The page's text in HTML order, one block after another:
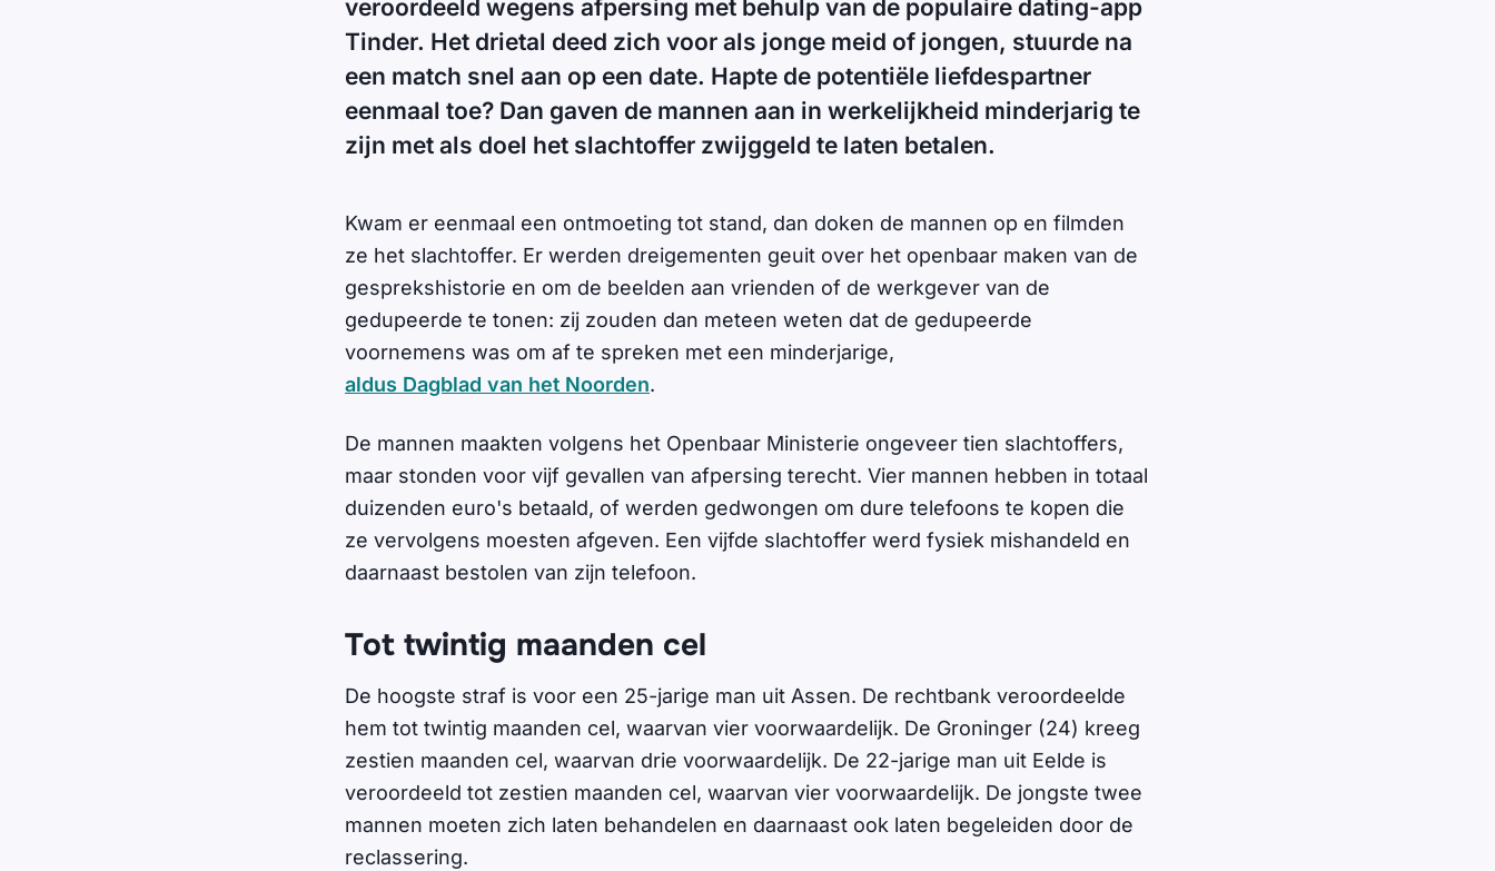
veroordeeld wegens afpersing met behulp van de populaire dating-app
Tinder. Het drietal deed zich voor als jonge meid of jongen, stuurde na
een match snel aan op een date. Hapte de potentiële liefdespartner
eenmaal toe? Dan gaven de mannen aan in werkelijkheid minderjarig te
zijn met als doel het slachtoffer zwijggeld te laten betalen.
Kwam er eenmaal een ontmoeting tot stand, dan doken de mannen op en filmden
ze het slachtoffer. Er werden dreigementen geuit over het openbaar maken van de
gesprekshistorie en om de beelden aan vrienden of de werkgever van de
gedupeerde te tonen: zij zouden dan meteen weten dat de gedupeerde
voornemens was om af te spreken met een minderjarige,
aldus Dagblad van het Noorden.
De mannen maakten volgens het Openbaar Ministerie ongeveer tien slachtoffers,
maar stonden voor vijf gevallen van afpersing terecht. Vier mannen hebben in totaal
duizenden euro's betaald, of werden gedwongen om dure telefoons te kopen die
ze vervolgens moesten afgeven. Een vijfde slachtoffer werd fysiek mishandeld en
daarnaast bestolen van zijn telefoon.
Tot twintig maanden cel
De hoogste straf is voor een 25-jarige man uit Assen. De rechtbank veroordeelde
hem tot twintig maanden cel, waarvan vier voorwaardelijk. De Groninger (24) kreeg
zestien maanden cel, waarvan drie voorwaardelijk. De 22-jarige man uit Eelde is
veroordeeld tot zestien maanden cel, waarvan vier voorwaardelijk. De jongste twee
mannen moeten zich laten behandelen en daarnaast ook laten begeleiden door de
reclassering.